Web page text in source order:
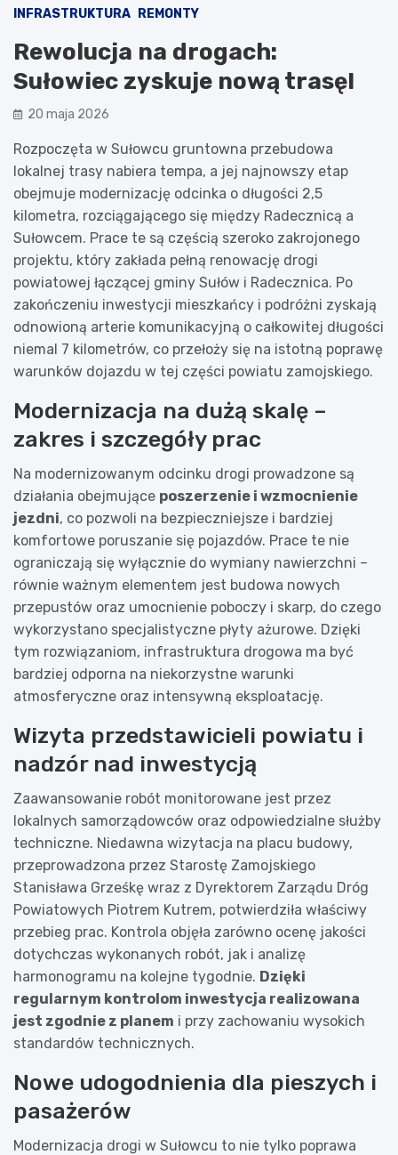
INFRASTRUKTURA REMONTY
Rewolucja na drogach:
Sułowiec zyskuje nową trasę!
20 maja 2026
Rozpoczęta w Sułowcu gruntowna przebudowa
lokalnej trasy nabiera tempa, a jej najnowszy etap
obejmuje modernizację odcinka o długości 2,5
kilometra, rozciągającego się między Radecznicą a
Sułowcem. Prace te są częścią szeroko zakrojonego
projektu, który zakłada pełną renowację drogi
powiatowej łączącej gminy Sułów i Radecznica. Po
zakończeniu inwestycji mieszkańcy i podróżni zyskają
odnowioną arterie komunikacyjną o całkowitej długości
niemal 7 kilometrów, co przełoży się na istotną poprawę
warunków dojazdu w tej części powiatu zamojskiego.
Modernizacja na dużą skalę –
zakres i szczegóły prac
Na modernizowanym odcinku drogi prowadzone są
działania obejmujące poszerzenie i wzmocnienie
jezdni, co pozwoli na bezpieczniejsze i bardziej
komfortowe poruszanie się pojazdów. Prace te nie
ograniczają się wyłącznie do wymiany nawierzchni –
równie ważnym elementem jest budowa nowych
przepustów oraz umocnienie poboczy i skarp, do czego
wykorzystano specjalistyczne płyty ażurowe. Dzięki
tym rozwiązaniom, infrastruktura drogowa ma być
bardziej odporna na niekorzystne warunki
atmosferyczne oraz intensywną eksploatację.
Wizyta przedstawicieli powiatu i
nadzór nad inwestycją
Zaawansowanie robót monitorowane jest przez
lokalnych samorządowców oraz odpowiedzialne służby
techniczne. Niedawna wizytacja na placu budowy,
przeprowadzona przez Starostę Zamojskiego
Stanisława Grześkę wraz z Dyrektorem Zarządu Dróg
Powiatowych Piotrem Kutrem, potwierdziła właściwy
przebieg prac. Kontrola objęła zarówno ocenę jakości
dotychczas wykonanych robót, jak i analizę
harmonogramu na kolejne tygodnie. Dzięki
regularnym kontrolom inwestycja realizowana
jest zgodnie z planem i przy zachowaniu wysokich
standardów technicznych.
Nowe udogodnienia dla pieszych i
pasażerów
Modernizacja drogi w Sułowcu to nie tylko poprawa